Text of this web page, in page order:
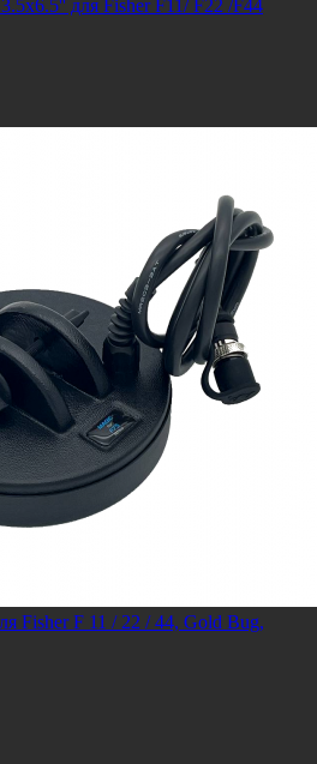
для Fisher F11/ F22 /F44
Fisher F 11 / 22 / 44, Gold Bug,